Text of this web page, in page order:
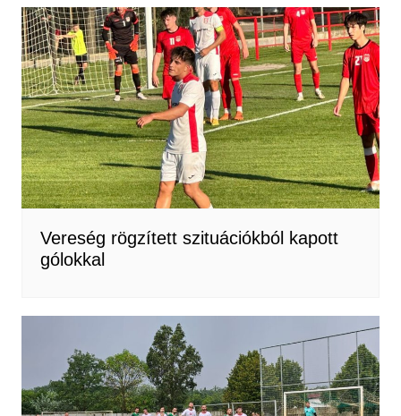
Vereség rögzített szituációkból kapott
gólokkal